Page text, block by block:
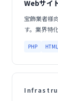
Webサイ
宝飾業者様
す。業界特
PHP